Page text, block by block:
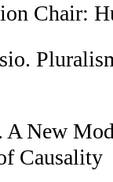
Chair:
A New
Causality